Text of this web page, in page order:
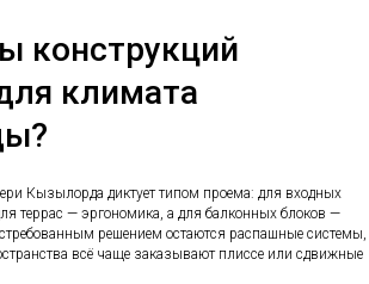
конструкций
климата
Кызылорда диктует типом проема: для входных
террас — эргономика, а для балконных блоков —
решением остаются распашные системы,
всё чаще заказывают плиссе или сдвижные